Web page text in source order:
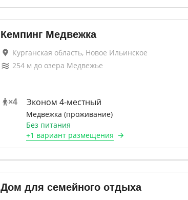
Кемпинг Медвежка
Курганская область, Новое Ильинское
254м до озера Медвежье
×4 Эконом 4-местный
Медвежка (проживание)
Без питания
+1 вариантразмещения
Дом для семейного отдыха